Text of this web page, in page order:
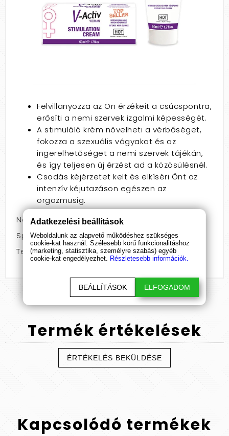
Felvillanyozza az Ön érzékeit a csúcspontra,
erősíti a nemi szervek izgalmi képességét.
A stimuláló krém növelheti a vérbőséget,
fokozza a szexuális vágyakat és az
ingerelhetőséget a nemi szervek tájékán,
és így teljesen új érzést ad a közösülésnél.
Csodás kéjérzetet kelt és elkíséri Önt az
intenzív kéjutazáson egészen az
orgazmusig.
Nem: nőknek
Speciális jellemző: stimuláló
Termékcsoport: krém
Termék értékelések
ÉRTÉKELÉS BEKÜLDÉSE
Kapcsolódó termékek
Adatkezelési beállítások
Weboldalunk az alapvető működéshez szükséges
cookie-kat használ. Szélesebb körű funkcionalitáshoz
(marketing, statisztika, személyre szabás) egyéb
cookie-kat engedélyezhet. Részletesebb információk.
BEÁLLÍTÁSOK ELFOGADOM